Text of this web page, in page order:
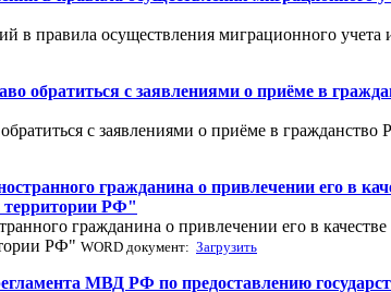
в правила осуществления миграционного
обратиться с заявлениями о приёме в
с заявлениями о приёме в
гражданина о привлечении его в
территории РФ"
гражданина о привлечении его в
РФ" WORD документ: Загрузить
МВД РФ по предоставлению